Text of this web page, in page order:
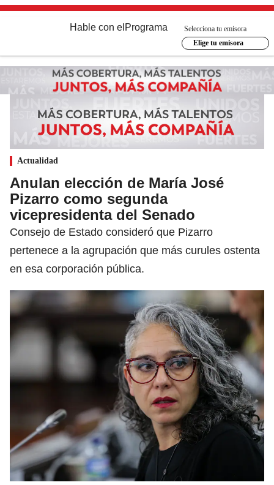
Hable con el Programa
Selecciona tu emisora
Elige tu emisora
Actualidad
Anulan elección de María José
Pizarro como segunda
vicepresidenta del Senado
Consejo de Estado consideró que Pizarro
pertenece a la agrupación que más curules ostenta
en esa corporación pública.